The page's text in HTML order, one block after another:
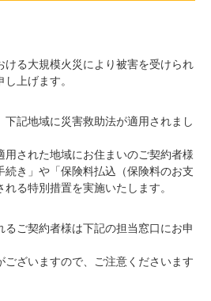
ける大規模火災により被害を受けられ
上げます。
下記地域に災害救助法が適用されまし
用された地域にお住まいのご契約者様
続き」や「保険料払込（保険料のお支
る特別措置を実施いたします。
るご契約者様は下記の担当窓口にお申
ございますので、ご注意くださいます